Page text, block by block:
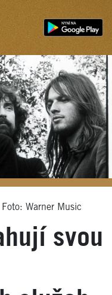
Foto: Warner Music
svou